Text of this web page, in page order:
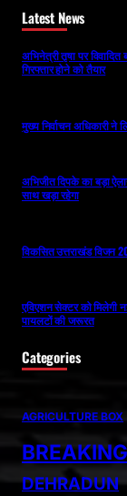
Latest News
अभिनेत्री तृषा पर
गिरफ्तार होने को तैयार
मुख्य निर्वाचन अधिकारी
अभिजीत दिपके का बड़ा
साथ खड़ा रहेगा
विकसित उत्तराखंड विजन
एविएशन सेक्टर को मिलेगी
पायलटों की जरूरत
Categories
AGRICULTURE BOX
DEHRADUN